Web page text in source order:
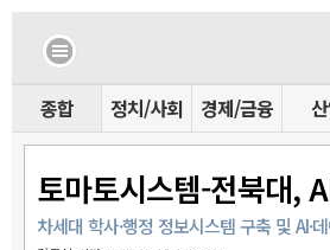
종합 정치/사회 경제/금융
토마토시스템-전북대,
차세대 학사·행정 정보시스템 구축 및 AI·